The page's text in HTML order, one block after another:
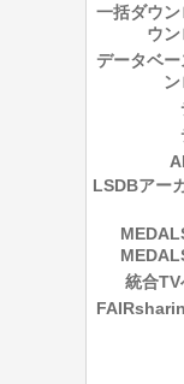
一括ダウ
ウ
データベ
LSDBアー
統合TV